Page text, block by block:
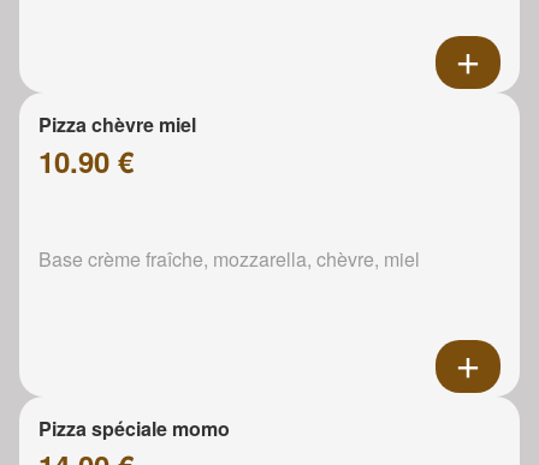
Pizza chèvre miel
10.90 €
Base crème fraîche, mozzarella, chèvre, miel
Pizza spéciale momo